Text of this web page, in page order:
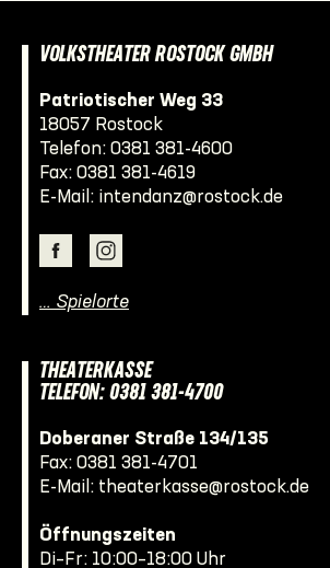
VOLKSTHEATER ROSTOCK GMBH
Patriotischer Weg 33
18057 Rostock
Telefon: 0381 381-4600
Fax: 0381 381-4619
E-Mail: intendanz@rostock.de
… Spielorte
THEATERKASSE
TELEFON: 0381 381-4700
Doberaner Straße 134/135
Fax: 0381 381-4701
E-Mail: theaterkasse@rostock.de
Öffnungszeiten
Di–Fr: 10:00–18:00 Uhr